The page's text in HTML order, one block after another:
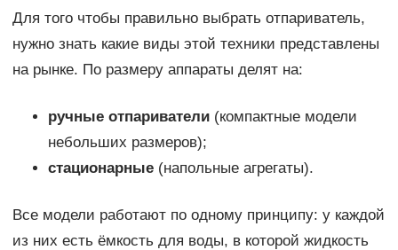
Для того чтобы правильно выбрать отпариватель,
нужно знать какие виды этой техники представлены
на рынке. По размеру аппараты делят на:
ручные отпариватели(компактные модели
небольших размеров);
стационарные(напольные агрегаты).
Все модели работают по одному принципу: у каждой
из них есть ёмкость для воды, в которой жидкость